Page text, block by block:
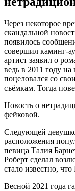
Через некоторое
скандальной
появилось
совершил каминг-
артист заявил о
ведь в 2011 году
поцеловался со
съёмкам. Тогда
Новость о
фейковой.
Следующей
расположения
певица Талия
Роберт сделал
стало известно,
Весной 2021 года